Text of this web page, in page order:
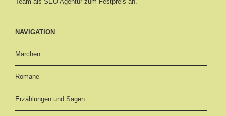
NAVIGATION
Märchen
Romane
Erzählungen und Sagen